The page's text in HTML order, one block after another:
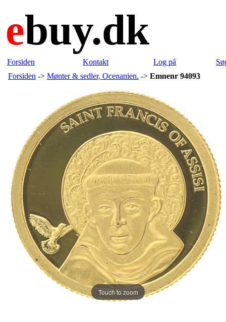
ebuy.dk
Forsiden Kontakt Log på
Forsiden -> Mønter & sedler, Ocenanien. -> Emnenr 94093
Touch to zoom